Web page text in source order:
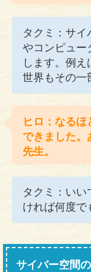
タクミ：サイ
やコンピュー
します。例
世界もその一
ヒロ：なる
できました。
先生。
タクミ：いい
ければ何度で
サイバー空間